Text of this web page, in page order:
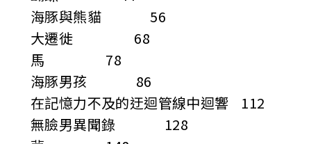
海豚與熊貓 56
大遷徙 68
馬 78
海豚男孩 86
在記憶力不及的迂迴管線中迴響 112
無臉男異聞錄 128